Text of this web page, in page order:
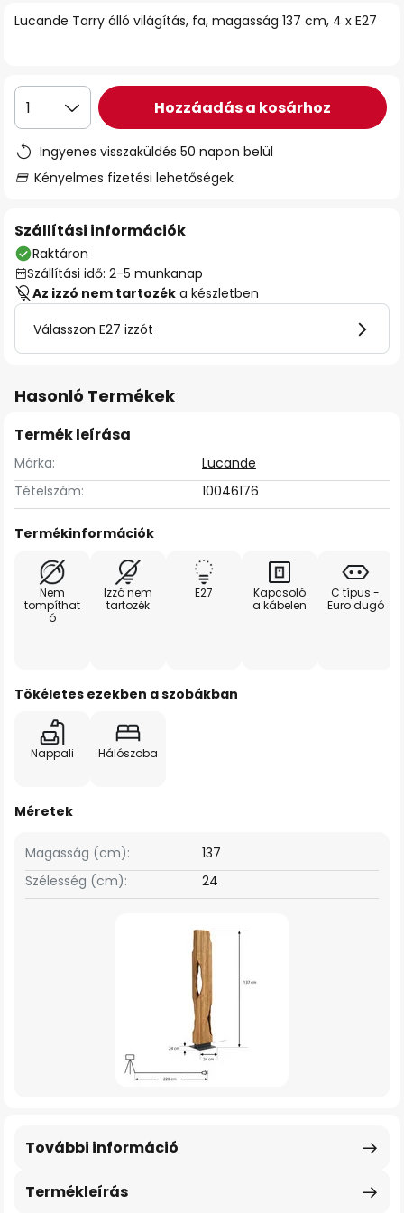
Lucande Tarry álló világítás, fa, magasság 137 cm, 4 x E27
1 Hozzáadás a kosárhoz
Ingyenes visszaküldés 50 napon belül
Kényelmes fizetési lehetőségek
Szállítási információk
Raktáron
Szállítási idő: 2-5 munkanap
Az izzó nem tartozék a készletben
Válasszon E27 izzót
Hasonló Termékek
Termék leírása
Márka:
Lucande
Tételszám:
10046176
Termékinformációk
Nem
tompíthat
ó
Izzó nem
tartozék
E27
Kapcsoló
a kábelen
C típus -
Euro dugó
Tökéletes ezekben a szobákban
Nappali Hálószoba
Méretek
Szélesség (cm): 24
Magasság (cm): 137
Termékleírás
További információ